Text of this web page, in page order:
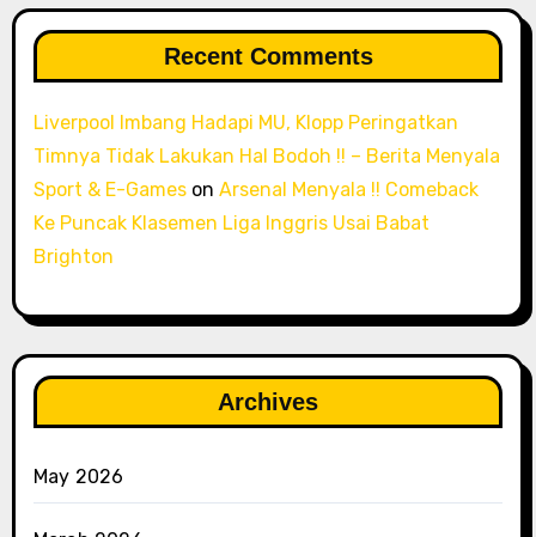
Recent Comments
Liverpool Imbang Hadapi MU, Klopp Peringatkan
Timnya Tidak Lakukan Hal Bodoh !! – Berita Menyala
Sport & E-Gameson Arsenal Menyala !! Comeback
Ke Puncak Klasemen Liga Inggris Usai Babat
Brighton
Archives
May 2026